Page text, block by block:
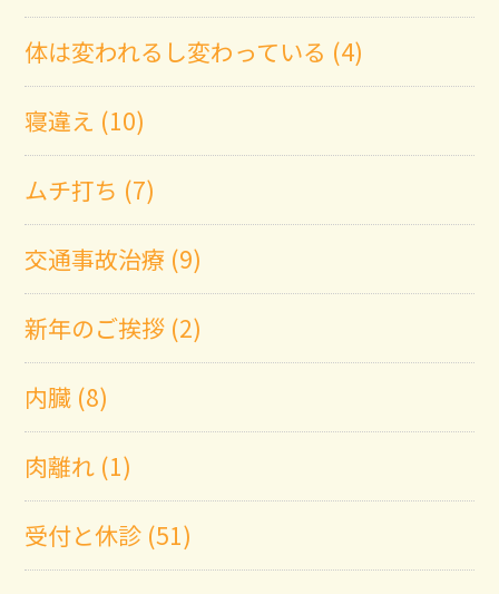
体は変われるし変わっている (4)
寝違え (10)
ムチ打ち (7)
交通事故治療 (9)
新年のご挨拶 (2)
内臓 (8)
肉離れ (1)
受付と休診 (51)